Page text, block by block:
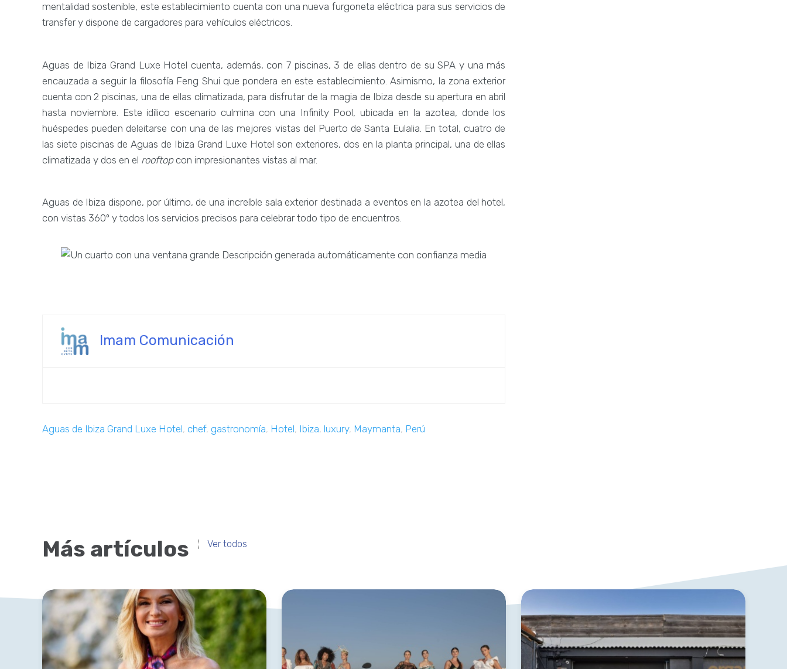
mentalidad sostenible, este establecimiento cuenta con una nueva furgoneta eléctrica para sus servicios de
transfer y dispone de cargadores para vehículos eléctricos.
Aguas de Ibiza Grand Luxe Hotel cuenta, además, con 7 piscinas, 3 de ellas dentro de su SPA y una más
encauzada a seguir la filosofía Feng Shui que pondera en este establecimiento. Asimismo, la zona exterior
cuenta con 2 piscinas, una de ellas climatizada, para disfrutar de la magia de Ibiza desde su apertura en abril
hasta noviembre. Este idílico escenario culmina con una Infinity Pool, ubicada en la azotea, donde los
huéspedes pueden deleitarse con una de las mejores vistas del Puerto de Santa Eulalia. En total, cuatro de
las siete piscinas de Aguas de Ibiza Grand Luxe Hotel son exteriores, dos en la planta principal, una de ellas
climatizada y dos en el rooftopcon impresionantes vistas al mar.
Aguas de Ibiza dispone, por último, de una increíble sala exterior destinada a eventos en la azotea del hotel,
con vistas 360º y todos los servicios precisos para celebrar todo tipo de encuentros.
Imam Comunicación
Aguas de Ibiza Grand Luxe Hotel, chef, gastronomía, Hotel, Ibiza, luxury, Maymanta, Perú
Más artículos Ver todos